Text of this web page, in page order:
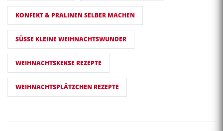
KONFEKT & PRALINEN SELBER MACHEN
SÜSSE KLEINE WEIHNACHTSWUNDER
WEIHNACHTSKEKSE REZEPTE
WEIHNACHTSPLÄTZCHEN REZEPTE